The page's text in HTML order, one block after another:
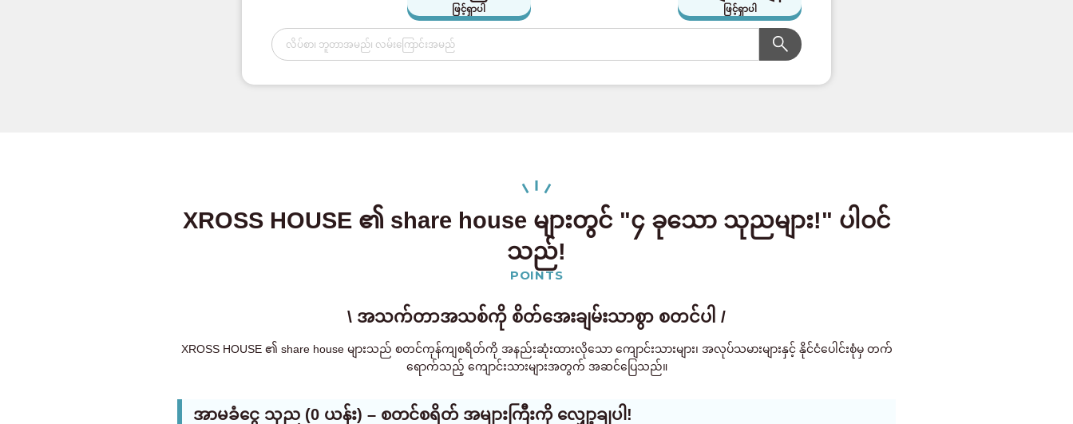
ဖြင့်ရှာပါ ဖြင့်ရှာပါ
XROSS HOUSE ၏ share house များတွင် "၄ ခုသော သုညများ!" ပါဝင်
သည်!
POINTS
\ အသက်တာအသစ်ကို စိတ်အေးချမ်းသာစွာ စတင်ပါ /
XROSS HOUSE ၏ share house များသည် စတင်ကုန်ကျစရိတ်ကို အနည်းဆုံးထားလိုသော ကျောင်းသားများ၊ အလုပ်သမားများနှင့် နိုင်ငံပေါင်းစုံမှ တက်
ရောက်သည့် ကျောင်းသားများအတွက် အဆင်ပြေသည်။
အာမခံငွေ သုည (0 ယန်း) – စတင်စရိတ် အများကြီးကို လျှော့ချပါ!